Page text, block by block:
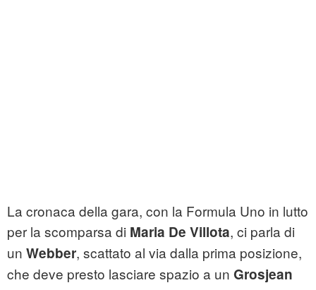
La cronaca della gara, con la Formula Uno in lutto
per la scomparsa di Maria De Villota, ci parla di
un Webber, scattato al via dalla prima posizione,
che deve presto lasciare spazio a un Grosjean